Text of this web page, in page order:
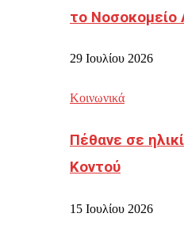
το Νοσοκομείο
29 Ιουλίου 2026
Κοινωνικά
Πέθανε σε
Κοντού
15 Ιουλίου 2026